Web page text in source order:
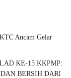
Ancam Gelar
KE-15 KKPMP:
BERSIH DARI